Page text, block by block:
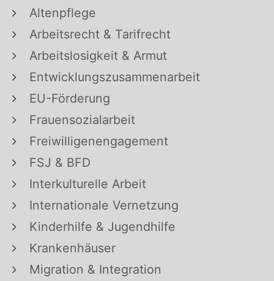
Altenpflege
Arbeitsrecht & Tarifrecht
Arbeitslosigkeit & Armut
Entwicklungszusammenarbeit
EU-Förderung
Frauensozialarbeit
Freiwilligenengagement
FSJ & BFD
Interkulturelle Arbeit
Internationale Vernetzung
Kinderhilfe & Jugendhilfe
Krankenhäuser
Migration & Integration